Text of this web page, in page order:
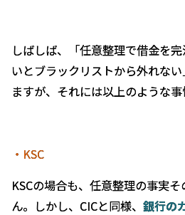
しばしば、「任意整理で借金を
いとブラックリストから外れな
ますが、それには以上のような事
・KSC
KSCの場合も、任意整理の事実
ん。しかし、CICと同様、銀行の